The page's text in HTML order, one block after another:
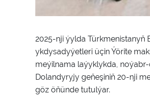
2025-nji ýylda Türkmenistanyň
ykdysadyýetleri üçin Ýörite
meýilnama laýyklykda,
Dolandyryjy geňeşiniň 20-nji
göz öňünde tutulýar.